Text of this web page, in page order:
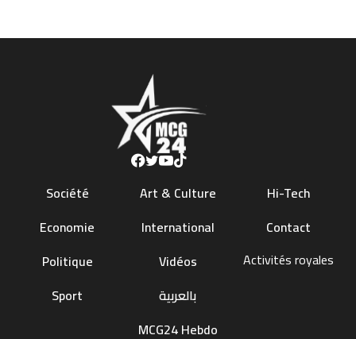
Société
Economie
Politique
Sport
Art & Culture
International
Vidéos
بالعربية
MCG24 Hebdo
Hi-Tech
Contact
Activités royales